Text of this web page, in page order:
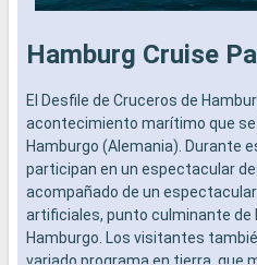
Hamburg Cruise
El Desfile de Cruceros de
acontecimiento marítimo que se
Hamburgo (Alemania). Durante
participan en un espectacular
acompañado de un
artificiales, punto culminante de
Hamburgo. Los visitantes
variado programa en tierra, que